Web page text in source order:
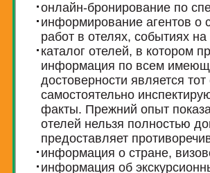
онлайн-бронирование по
информирование агентов о
работ в отелях, событиях
каталог отелей, в котором
информация по всем
достоверности является
самостоятельно
факты. Прежний опыт
отелей нельзя полностью
предоставляет
информация о стране,
информация об